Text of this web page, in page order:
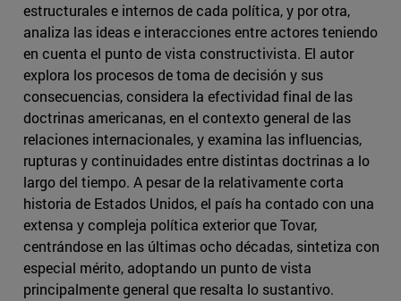
estructurales e internos de cada política, y por otra,
analiza las ideas e interacciones entre actores teniendo
en cuenta el punto de vista constructivista. El autor
explora los procesos de toma de decisión y sus
consecuencias, considera la efectividad final de las
doctrinas americanas, en el contexto general de las
relaciones internacionales, y examina las influencias,
rupturas y continuidades entre distintas doctrinas a lo
largo del tiempo. A pesar de la relativamente corta
historia de Estados Unidos, el país ha contado con una
extensa y compleja política exterior que Tovar,
centrándose en las últimas ocho décadas, sintetiza con
especial mérito, adoptando un punto de vista
principalmente general que resalta lo sustantivo.